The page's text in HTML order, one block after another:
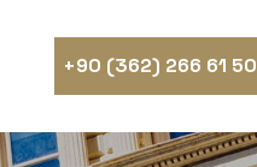
+90 (362) 266 61 50